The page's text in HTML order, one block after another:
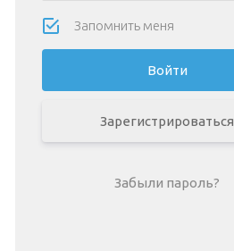
Запомнить меня
Зарегистрироваться
Забыли пароль?